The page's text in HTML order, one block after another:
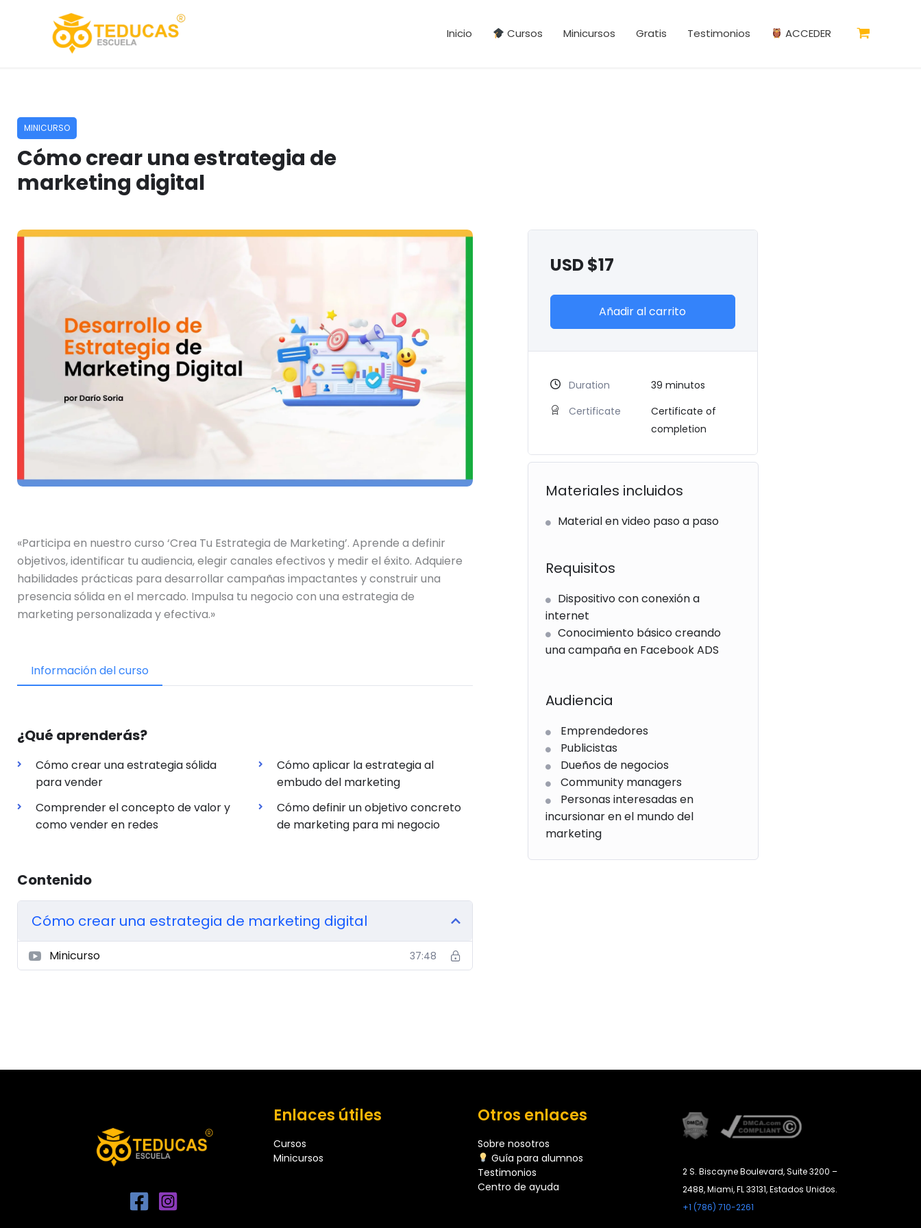
contenido
Inicio Cursos Minicursos Gratis Testimonios ACCEDER
MINICURSO
Cómo crear una estrategia de
marketing digital
«Participa en nuestro curso ‘Crea Tu Estrategia de Marketing’. Aprende a definir
objetivos, identificar tu audiencia, elegir canales efectivos y medir el éxito. Adquiere
habilidades prácticas para desarrollar campañas impactantes y construir una
presencia sólida en el mercado. Impulsa tu negocio con una estrategia de
marketing personalizada y efectiva.»
Información del curso
¿Qué aprenderás?
Cómo crear una estrategia sólida
para vender
Cómo aplicar la estrategia al
embudo del marketing
Comprender el concepto de valor y
como vender en redes
Cómo definir un objetivo concreto
de marketing para mi negocio
Contenido
Cómo crear una estrategia de marketing digital
Minicurso 37:48
USD $17
Añadir al carrito
Duration 39 minutos
Certificate
Certificate of
completion
Materiales incluidos
Material en video paso a paso
Requisitos
Dispositivo con conexión a
internet
Conocimiento básico creando
una campaña en Facebook ADS
Audiencia
Emprendedores
Publicistas
Dueños de negocios
Community managers
Personas interesadas en
incursionar en el mundo del
marketing
Enlaces útiles
Cursos
Minicursos
Otros enlaces
Sobre nosotros
Guía para alumnos
Testimonios
Centro de ayuda
2 S. Biscayne Boulevard, Suite 3200 –
2488, Miami, FL 33131, Estados Unidos.
+1 (786) 710-2261